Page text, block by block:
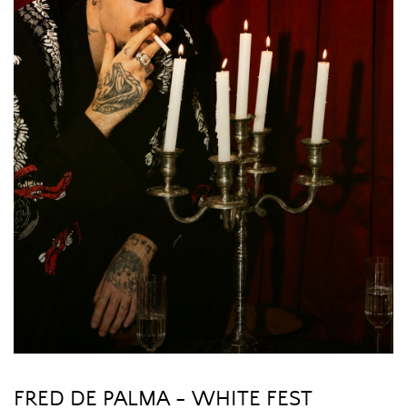
FRED DE PALMA - WHITE FEST